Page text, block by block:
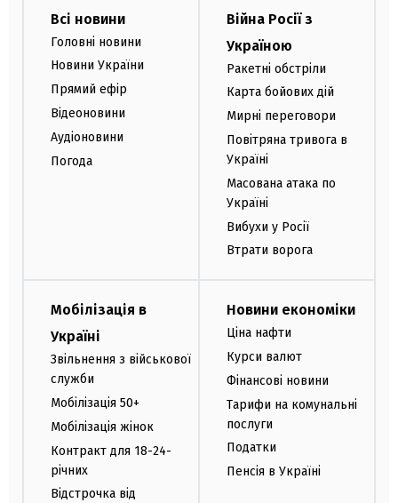
Всі новини
Головні новини
Новини України
Прямий ефір
Відеоновини
Аудіоновини
Погода
Війна Росії з
Україною
Ракетні обстріли
Карта бойових дій
Мирні переговори
Повітряна тривога в
Україні
Масована атака по
Україні
Вибухи у Росії
Втрати ворога
Мобілізація в
Україні
Звільнення з військової
служби
Мобілізація 50+
Мобілізація жінок
Контракт для 18-24-
річних
Відстрочка від
Новини економіки
Ціна нафти
Курси валют
Фінансові новини
Тарифи на комунальні
послуги
Податки
Пенсія в Україні